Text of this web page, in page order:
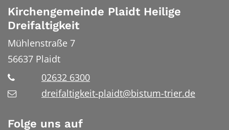
Kirchengemeinde Plaidt Heilige
Dreifaltigkeit
Mühlenstraße 7
56637 Plaidt
02632 6300
dreifaltigkeit-plaidt@bistum-trier.de
Folge uns auf